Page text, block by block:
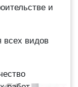
и
всех видов